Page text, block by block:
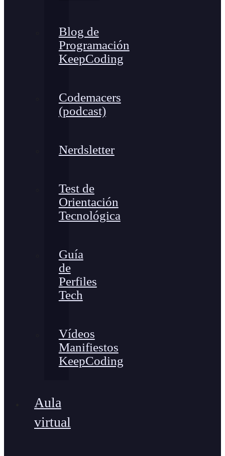
Blog de
Programación
KeepCoding
Codemacers
(podcast)
Nerdsletter
Test de
Orientación
Tecnológica
Guía
de
Perfiles
Tech
Vídeos
Manifiestos
KeepCoding
Aula
virtual